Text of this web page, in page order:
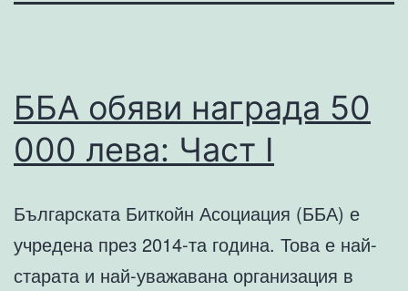
ББА обяви награда 50
000 лева: Част I
Българската Биткойн Асоциация (ББА) е
учредена през 2014-та година. Това е най-
старата и най-уважавана организация в